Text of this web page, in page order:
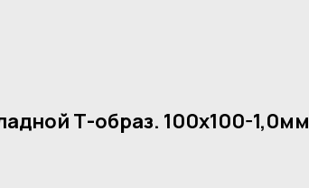
Т-образ. 100х100-1,0мм